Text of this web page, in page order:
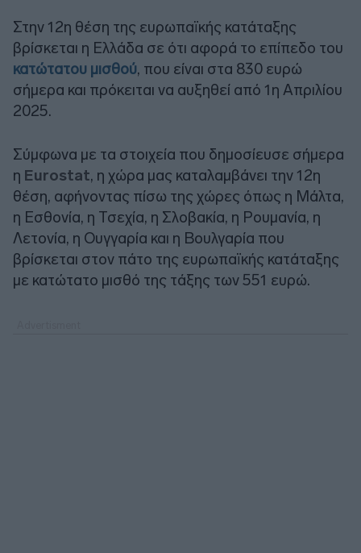
Στην 12η θέση της ευρωπαϊκής κατάταξης
βρίσκεται η Ελλάδα σε ότι αφορά το επίπεδο του
κατώτατου μισθού, που είναι στα 830 ευρώ
σήμερα και πρόκειται να αυξηθεί από 1η Απριλίου
2025.
Σύμφωνα με τα στοιχεία που δημοσίευσε σήμερα
η Eurostat, η χώρα μας καταλαμβάνει την 12η
θέση, αφήνοντας πίσω της χώρες όπως η Μάλτα,
η Εσθονία, η Τσεχία, η Σλοβακία, η Ρουμανία, η
Λετονία, η Ουγγαρία και η Βουλγαρία που
βρίσκεται στον πάτο της ευρωπαϊκής κατάταξης
με κατώτατο μισθό της τάξης των 551 ευρώ.